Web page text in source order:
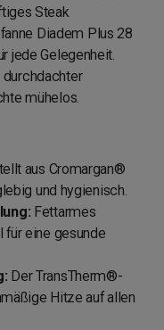
Steak
Diadem Plus 28
jede Gelegenheit.
mühelos.
aus Cromargan®
und hygienisch.
Fettarmes
für eine gesunde
Der TransTherm®-
Hitze auf allen